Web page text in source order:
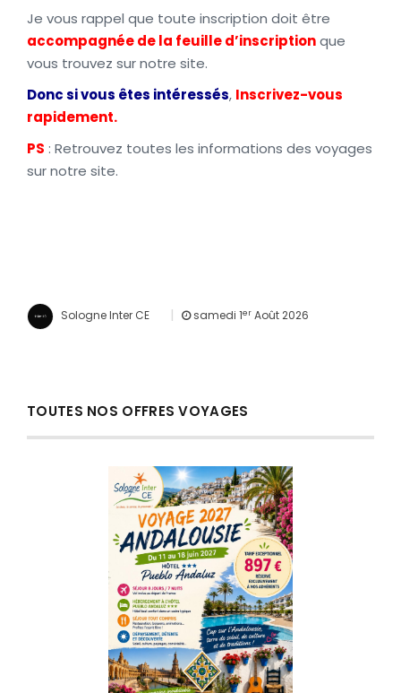
Je vous rappel que toute inscription doit être
accompagnée de la feuille d’inscriptionque
vous trouvez sur notre site.
Donc si vous êtes intéressés, Inscrivez-vous
rapidement.
PS : Retrouvez toutes les informations des voyages
sur notre site.
Sologne Inter CE | samedi 1er Août 2026
TOUTES NOS OFFRES VOYAGES